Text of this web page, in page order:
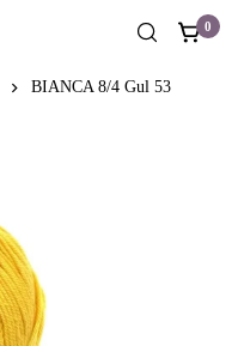
0
BIANCA 8/4 Gul 53